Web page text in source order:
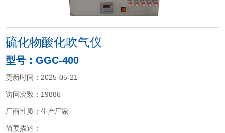
硫化物酸化吹气仪
型号：GGC-400
更新时间：2025-05-21
访问次数：19886
厂商性质：生产厂家
简要描述：